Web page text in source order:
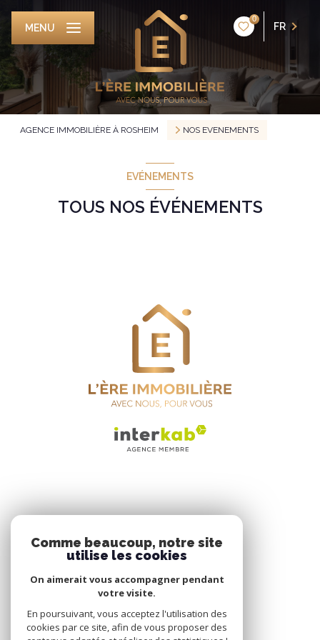
0
FR
MENU
AGENCE IMMOBILIÈRE À ROSHEIM NOS EVENEMENTS
EVÉNEMENTS
TOUS NOS ÉVÉNEMENTS
NOUS SUIVRE
Comme beaucoup, notre site
utilise les cookies
On aimerait vous accompagner pendant
votre visite.
En poursuivant, vous acceptez l'utilisation des
cookies par ce site, afin de vous proposer des